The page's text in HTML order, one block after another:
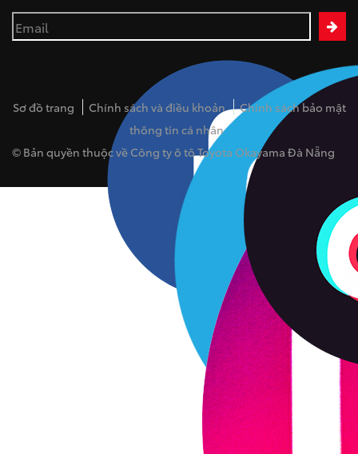
Sơ đồ trang Chính sách và điều khoản
Chính sách bảo mật
thông tin cá nhân
© Bản quyền thuộc về Công ty ô tô Toyota Okayama Đà Nẵng